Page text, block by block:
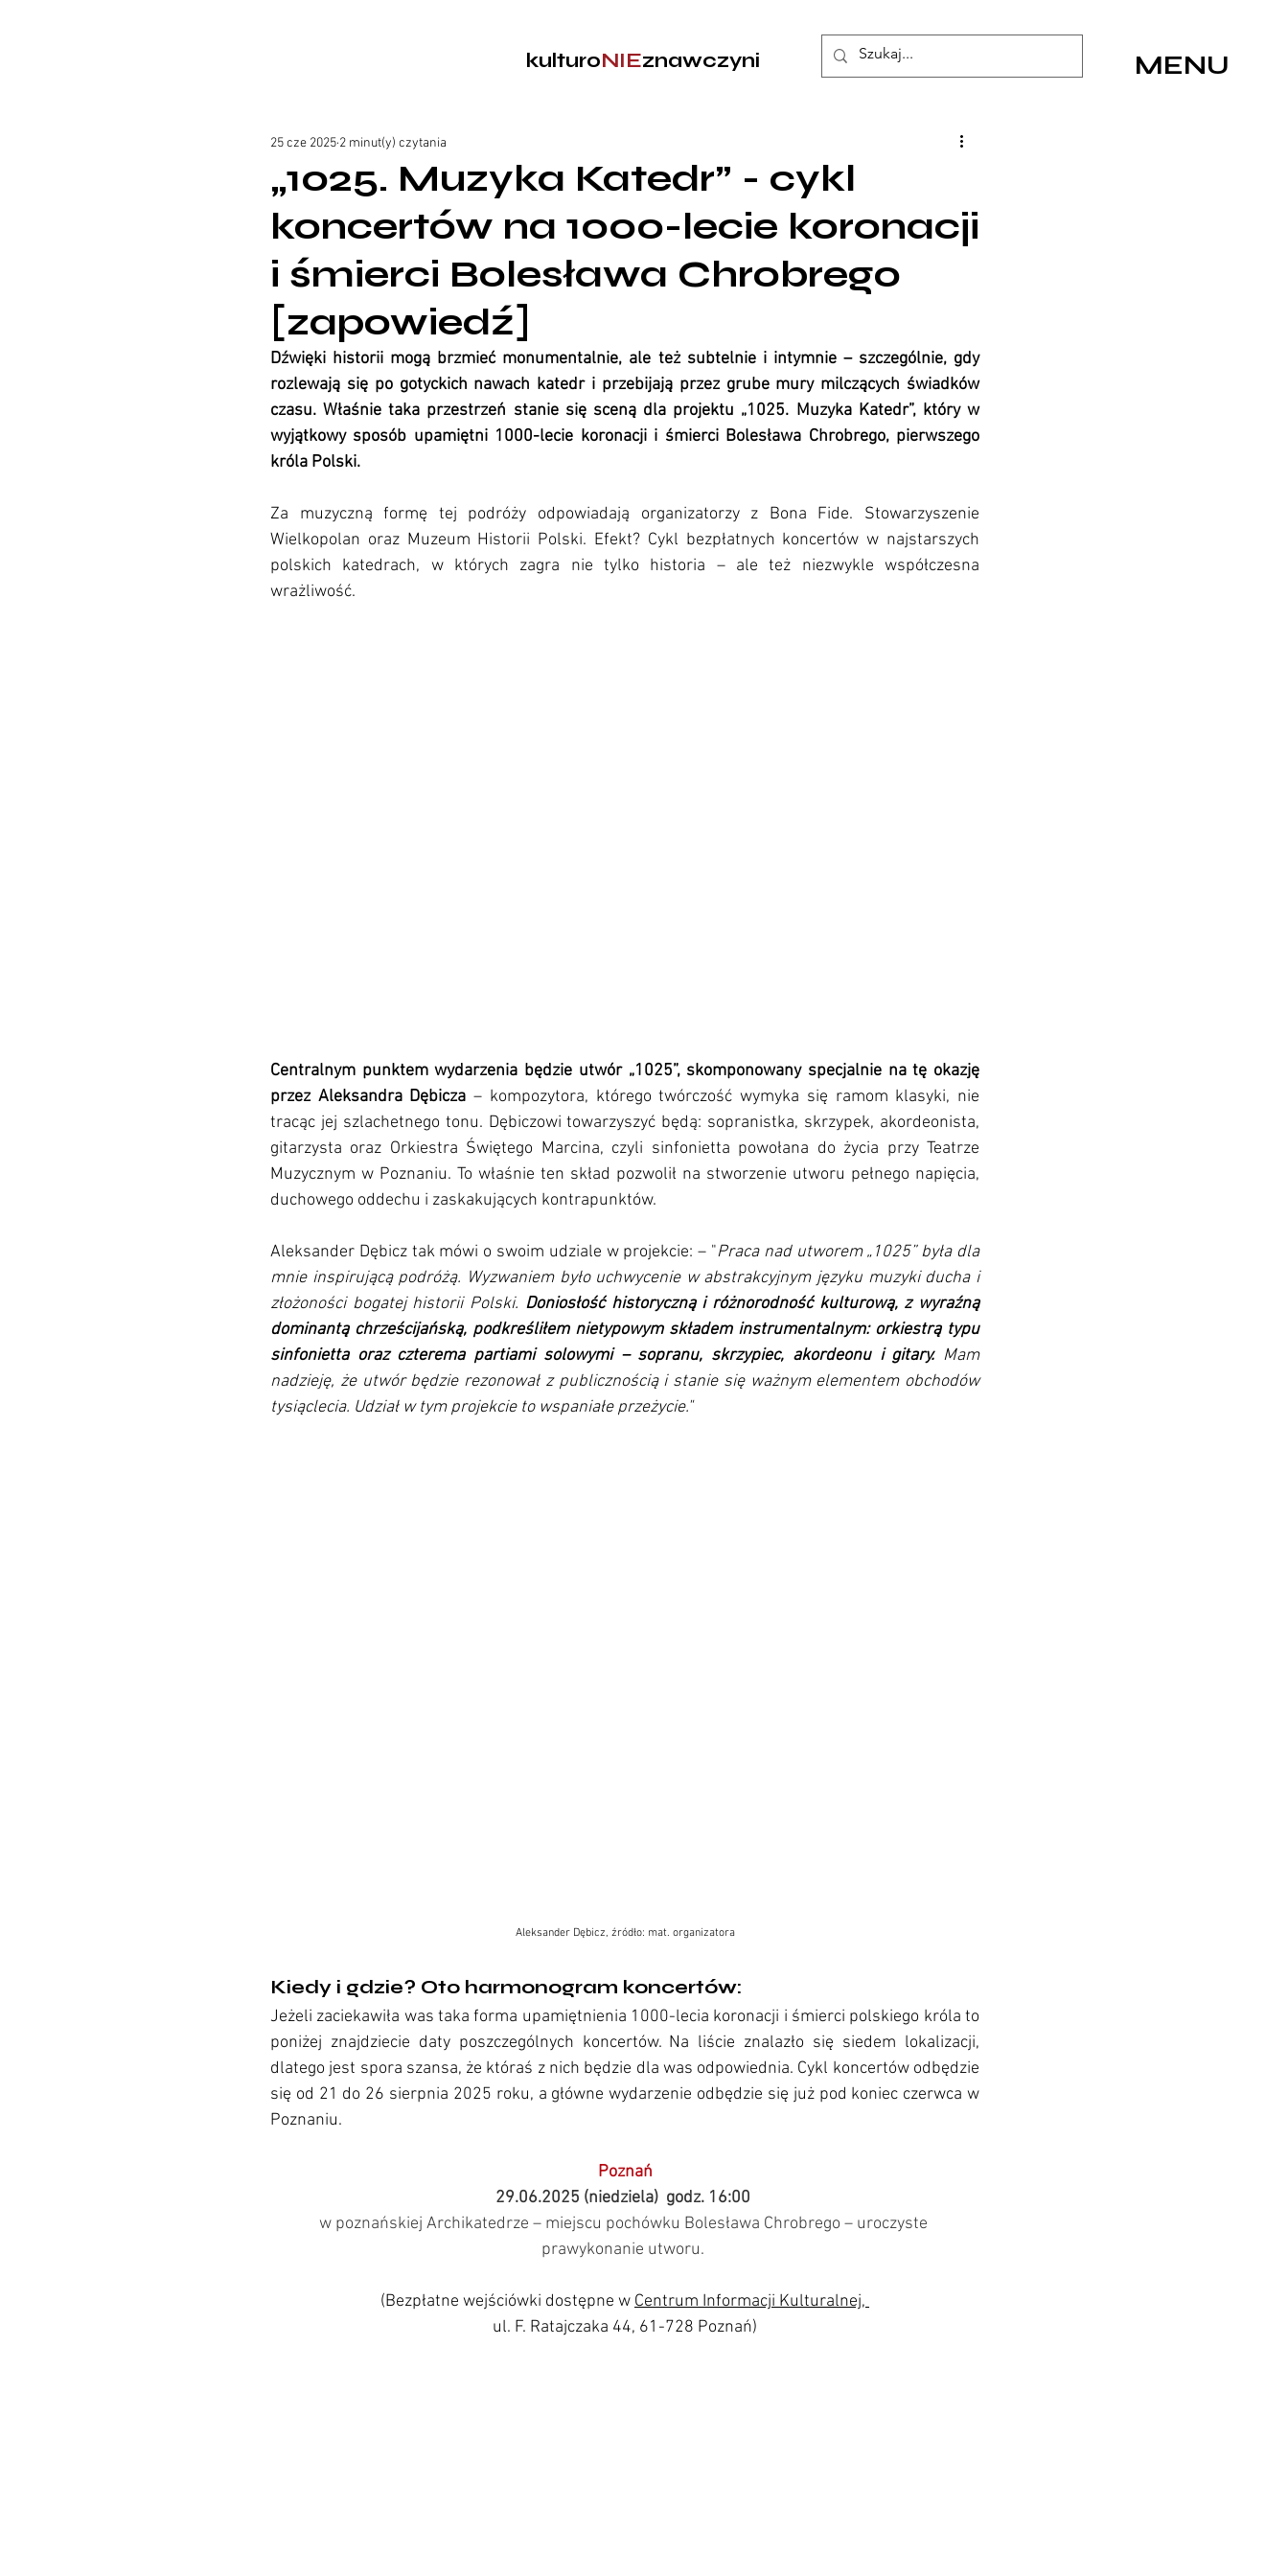
kulturoNIEznawczyni MENU
„1025. Muzyka Katedr” - cykl
koncertów na 1000-lecie koronacji
i śmierci Bolesława Chrobrego
[zapowiedź]
25 cze 2025 2 minut(y) czytania
Dźwięki historii mogą brzmieć monumentalnie, ale też subtelnie i intymnie – szczególnie, gdy
rozlewają się po gotyckich nawach katedr i przebijają przez grube mury milczących świadków
czasu. Właśnie taka przestrzeń stanie się sceną dla projektu „1025. Muzyka Katedr”, który w
wyjątkowy sposób upamiętni 1000-lecie koronacji i śmierci Bolesława Chrobrego, pierwszego
króla Polski.
Za muzyczną formę tej podróży odpowiadają organizatorzy z Bona Fide. Stowarzyszenie
Wielkopolan oraz Muzeum Historii Polski. Efekt? Cykl bezpłatnych koncertów w najstarszych
polskich katedrach, w których zagra nie tylko historia – ale też niezwykle współczesna
wrażliwość.
Centralnym punktem wydarzenia będzie utwór „1025”, skomponowany specjalnie na tę okazję
przez Aleksandra Dębicza – kompozytora, którego twórczość wymyka się ramom klasyki, nie
tracąc jej szlachetnego tonu. Dębiczowi towarzyszyć będą: sopranistka, skrzypek, akordeonista,
gitarzysta oraz Orkiestra Świętego Marcina, czyli sinfonietta powołana do życia przy Teatrze
Muzycznym w Poznaniu. To właśnie ten skład pozwolił na stworzenie utworu pełnego napięcia,
duchowego oddechu i zaskakujących kontrapunktów.
Aleksander Dębicz tak mówi o swoim udziale w projekcie: – "Praca nad utworem „1025” była dla
mnie inspirującą podróżą. Wyzwaniem było uchwycenie w abstrakcyjnym języku muzyki ducha i
złożoności bogatej historii Polski. Doniosłość historyczną i różnorodność kulturową, z wyraźną
dominantą chrześcijańską, podkreśliłem nietypowym składem instrumentalnym: orkiestrą typu
sinfonietta oraz czterema partiami solowymi – sopranu, skrzypiec, akordeonu i gitary. Mam
nadzieję, że utwór będzie rezonował z publicznością i stanie się ważnym elementem obchodów
tysiąclecia. Udział w tym projekcie to wspaniałe przeżycie."
Aleksander Dębicz, źródło: mat. organizatora
Kiedy i gdzie? Oto harmonogram koncertów:
Jeżeli zaciekawiła was taka forma upamiętnienia 1000-lecia koronacji i śmierci polskiego króla to
poniżej znajdziecie daty poszczególnych koncertów. Na liście znalazło się siedem lokalizacji,
dlatego jest spora szansa, że któraś z nich będzie dla was odpowiednia. Cykl koncertów odbędzie
się od 21 do 26 sierpnia 2025 roku, a główne wydarzenie odbędzie się już pod koniec czerwca w
Poznaniu.
Poznań
29.06.2025 (niedziela)  godz. 16:00
w poznańskiej Archikatedrze – miejscu pochówku Bolesława Chrobrego – uroczyste
prawykonanie utworu.
(Bezpłatne wejściówki dostępne w Centrum Informacji Kulturalnej,
ul. F. Ratajczaka 44, 61-728 Poznań)